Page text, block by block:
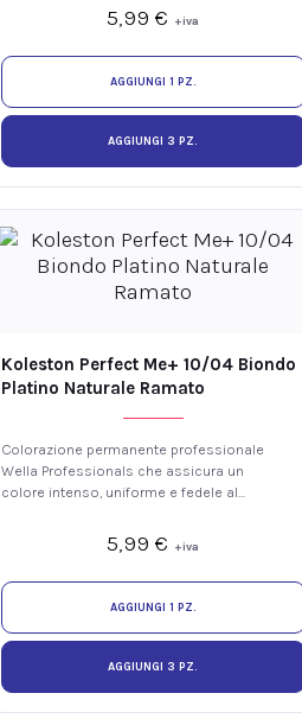
5,99 € +iva
copertura dei capelli bianchi. La
tecnologia ME+ offre elevate
prestazioni colore riducendo il rischio
di sviluppare nuove allergie ai coloranti.
AGGIUNGI 1 PZ.
AGGIUNGI 3 PZ.
5,99 € +iva
Koleston Perfect Me+ 10/04 Biondo
Platino Naturale Ramato
Colorazione permanente professionale
Wella Professionals che assicura un
colore intenso, uniforme e fedele al
copertura dei capelli bianchi. La
tecnologia ME+ offre elevate
prestazioni colore riducendo il rischio
di sviluppare nuove allergie ai coloranti.
AGGIUNGI 1 PZ.
AGGIUNGI 3 PZ.